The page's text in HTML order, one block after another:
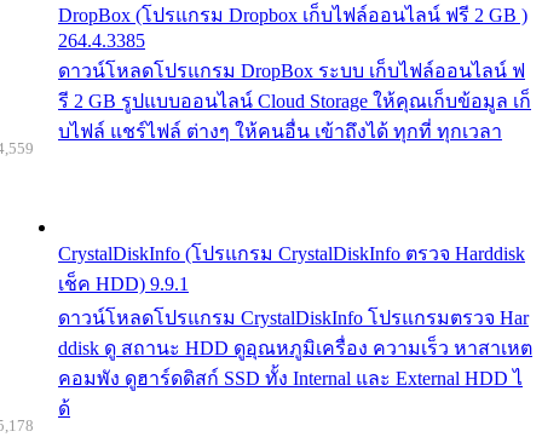
DropBox (โปรแกรม Dropbox เก็บไฟล์ออนไลน์ ฟรี 2 GB )
264.4.3385
ดาวน์โหลดโปรแกรม DropBox ระบบ เก็บไฟล์ออนไลน์ ฟ
รี 2 GB รูปแบบออนไลน์ Cloud Storage ให้คุณเก็บข้อมูล เก็
บไฟล์ แชร์ไฟล์ ต่างๆ ให้คนอื่น เข้าถึงได้ ทุกที่ ทุกเวลา
CrystalDiskInfo (โปรแกรม CrystalDiskInfo ตรวจ Harddisk
เช็ค HDD) 9.9.1
ดาวน์โหลดโปรแกรม CrystalDiskInfo โปรแกรมตรวจ Har
ddisk ดู สถานะ HDD ดูอุณหภูมิเครื่อง ความเร็ว หาสาเหต
คอมพัง ดูฮาร์ดดิสก์ SSD ทั้ง Internal และ External HDD ไ
ด้